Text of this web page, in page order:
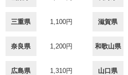
三重県 1,100円 滋賀県
奈良県 1,200円 和歌山県
広島県 1,310円 山口県